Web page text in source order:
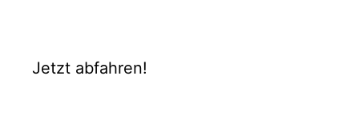
Jetzt abfahren!